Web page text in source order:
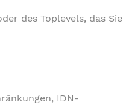
des Toplevels, das Sie
IDN-